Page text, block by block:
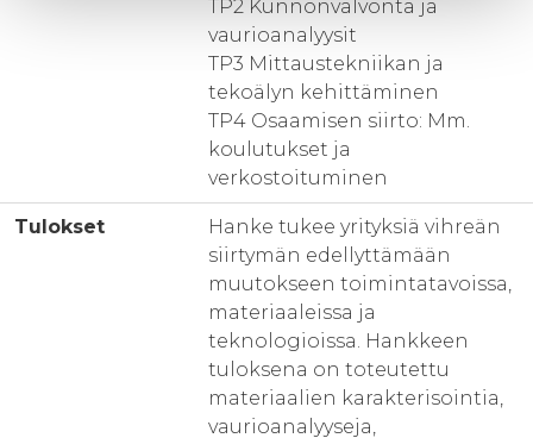
TP2 Kunnonvalvonta ja
vaurioanalyysit
TP3 Mittaustekniikan ja
tekoälyn kehittäminen
TP4 Osaamisen siirto: Mm.
koulutukset ja
verkostoituminen
Tulokset
Hanke tukee yrityksiä vihreän
siirtymän edellyttämään
muutokseen toimintatavoissa,
materiaaleissa ja
teknologioissa. Hankkeen
tuloksena on toteutettu
materiaalien karakterisointia,
vaurioanalyyseja,